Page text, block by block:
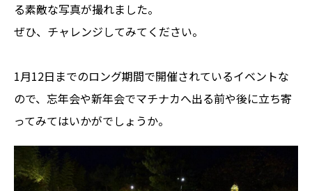
る素敵な写真が撮れました。
ぜひ、チャレンジしてみてください。
1月12日までのロング期間で開催されているイベントな
ので、忘年会や新年会でマチナカへ出る前や後に立ち寄
ってみてはいかがでしょうか。